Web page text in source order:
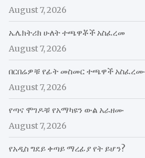
August 7, 2026
ኤሌክትሪክ ሁለት ተጫዋቾች አስፈረመ
August 7, 2026
በርበሬዎቹ የፊት መስመር ተጫዋች አስፈረሙ
August 7, 2026
የጣና ሞገዶቹ የአማካዩን ውል አራዘሙ
August 7, 2026
የአዲስ ግደይ ቀጣይ ማረፊያ የት ይሆን?